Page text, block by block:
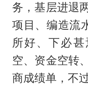
务，基层进退
项目、编造流
所好、下必
空、资金空转
商成绩单，不